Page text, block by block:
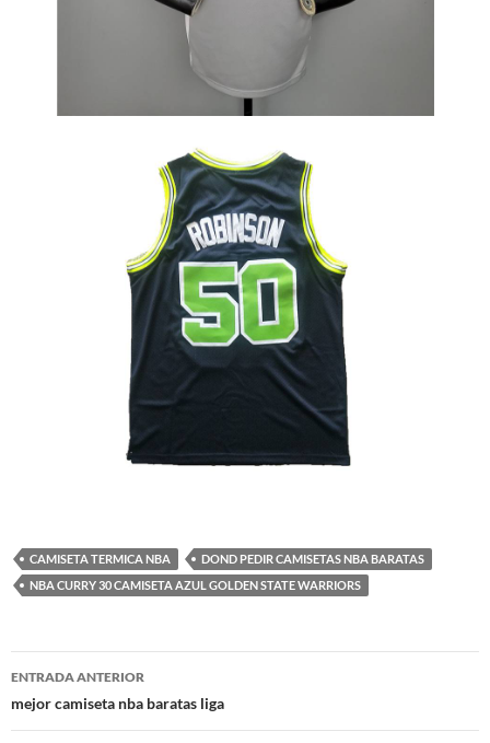
CAMISETA TERMICA NBA
DOND PEDIR CAMISETAS NBA BARATAS
NBA CURRY 30 CAMISETA AZUL GOLDEN STATE WARRIORS
Navegación
de
ENTRADA ANTERIOR
mejor camiseta nba baratas liga